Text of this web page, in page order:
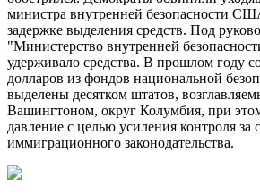
министра внутренней безопасности
задержке выделения средств. Под
"Министерство внутренней
удерживало средства. В прошлом году
долларов из фондов национальной
выделены десятком штатов,
Вашингтоном, округ Колумбия, при
давление с целью усиления контроля за
иммиграционного законодательства.